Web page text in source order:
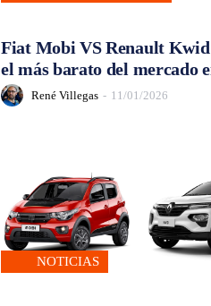
Fiat Mobi VS Renault Kwid
el más barato del mercado
René Villegas - 11/01/2026
NOTICIAS